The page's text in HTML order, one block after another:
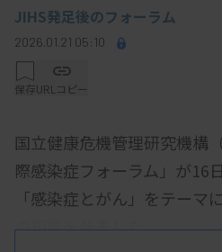
JIHS発足後のフォーラム
2026.01.21 05:10
保存URLコピー
国立健康危機管理研究機構
際感染症フォーラム」が16
「感染症とがん」をテーマ
の知見を発表した。